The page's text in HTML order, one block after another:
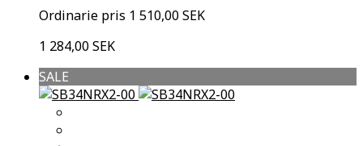
Ordinarie pris 1 510,00 SEK
1 284,00 SEK
SALE